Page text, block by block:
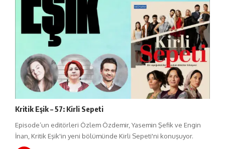
Kritik Eşik – 57: Kirli Sepeti
Episode’un editörleri Özlem Özdemir, Yasemin Şefik ve Engin
İnan, Kritik Eşik'in yeni bölümünde Kirli Sepeti'ni konuşuyor.